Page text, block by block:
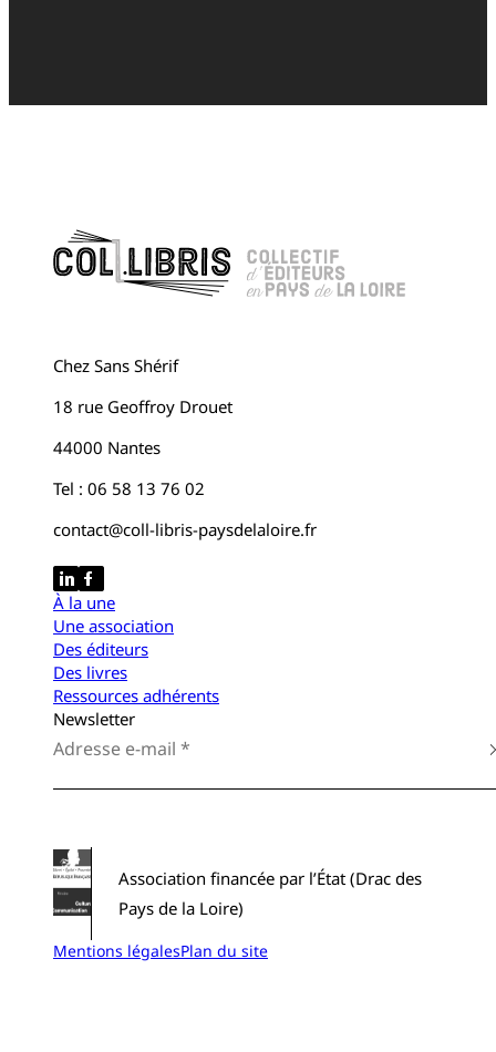
Chez Sans Shérif
18 rue Geoffroy Drouet
44000 Nantes
Tel : 06 58 13 76 02
contact@coll-libris-paysdelaloire.fr
À la une
Une association
Des éditeurs
Des livres
Ressources adhérents
Newsletter
Association financée par l’État (Drac des
Pays de la Loire)
Mentions légalesPlan du site